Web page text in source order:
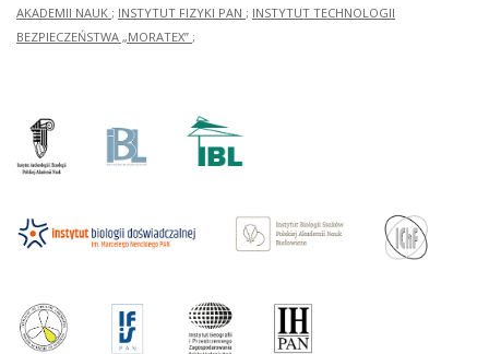
AKADEMII NAUK ; INSTYTUT FIZYKI PAN ; INSTYTUT TECHNOLOGII
BEZPIECZEŃSTWA „MORATEX” ;